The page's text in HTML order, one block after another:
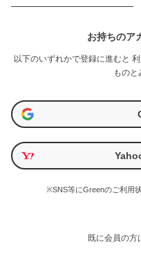
お持ちのア
以下のいずれかで登録に進むと
ものと
※SNS等にGreenのご利用
既に会員の方